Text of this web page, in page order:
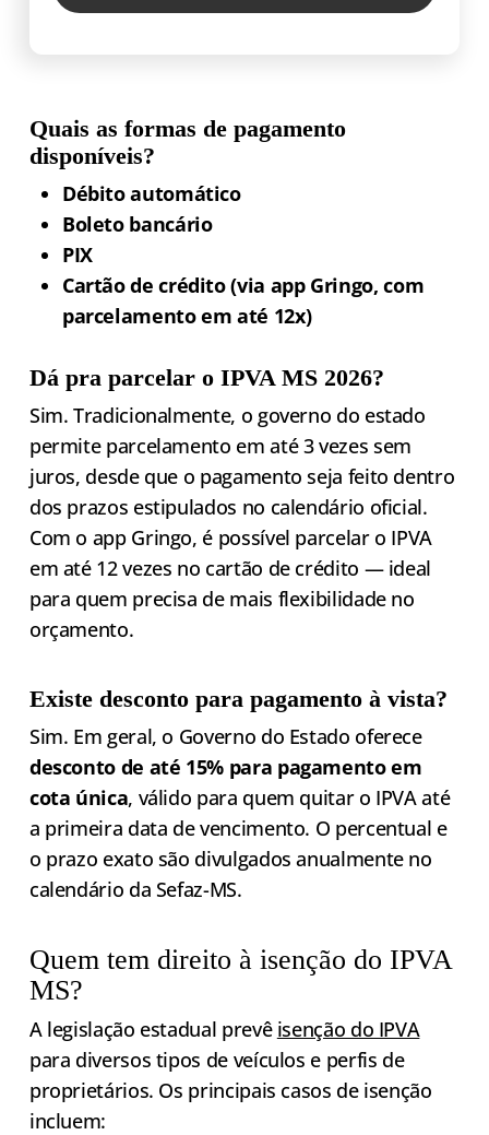
Quais as formas de pagamento
disponíveis?
Débito automático
Boleto bancário
PIX
Cartão de crédito (via app Gringo, com
parcelamento em até 12x)
Dá pra parcelar o IPVA MS 2026?
Sim. Tradicionalmente, o governo do estado
permite parcelamento em até 3 vezes sem
juros, desde que o pagamento seja feito dentro
dos prazos estipulados no calendário oficial.
Com o app Gringo, é possível parcelar o IPVA
em até 12 vezes no cartão de crédito — ideal
para quem precisa de mais flexibilidade no
orçamento.
Existe desconto para pagamento à vista?
Sim. Em geral, o Governo do Estado oferece
desconto de até 15% para pagamento em
cota única, válido para quem quitar o IPVA até
a primeira data de vencimento. O percentual e
o prazo exato são divulgados anualmente no
calendário da Sefaz-MS.
Quem tem direito à isenção do IPVA
MS?
A legislação estadual prevê isenção do IPVA
para diversos tipos de veículos e perfis de
proprietários. Os principais casos de isenção
incluem: